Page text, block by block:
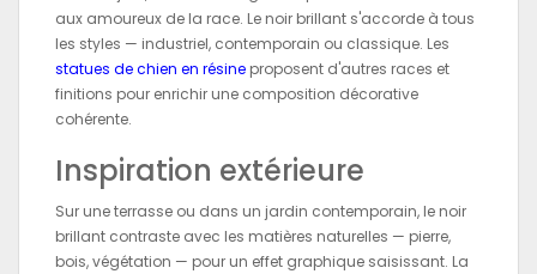
aux amoureux de la race. Le noir brillant s'accorde à tous
les styles — industriel, contemporain ou classique. Les
statues de chien en résine proposent d'autres races et
finitions pour enrichir une composition décorative
cohérente.
Inspiration extérieure
Sur une terrasse ou dans un jardin contemporain, le noir
brillant contraste avec les matières naturelles — pierre,
bois, végétation — pour un effet graphique saisissant. La